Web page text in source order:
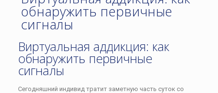
обнаружить первичные
сигналы
Виртуальная аддикция: как
обнаружить первичные
сигналы
Сегодняшний индивид тратит заметную часть суток со